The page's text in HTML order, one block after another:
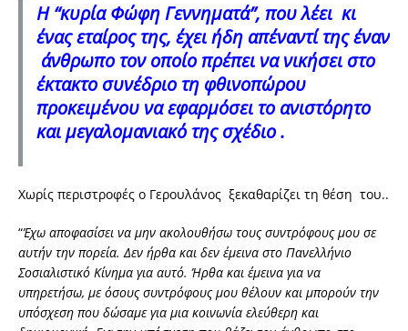
Η “κυρία Φώφη Γεννηματά”, που λέει κι
ένας εταίρος της, έχει ήδη απέναντί της έναν
άνθρωπο τον οποίο πρέπει να νικήσει στο
έκτακτο συνέδριο τη φθινοπώρου
προκειμένου να εφαρμόσει το ανιστόρητο
και μεγαλομανιακό της σχέδιο .
Χωρίς περιστροφές ο Γερουλάνος ξεκαθαρίζει τη θέση του..
“Έχω αποφασίσει να μην ακολουθήσω τους συντρόφους μου σε
αυτήν την πορεία. Δεν ήρθα και δεν έμεινα στο Πανελλήνιο
Σοσιαλιστικό Κίνημα για αυτό. Ήρθα και έμεινα για να
υπηρετήσω, με όσους συντρόφους μου θέλουν και μπορούν την
υπόσχεση που δώσαμε για μια κοινωνία ελεύθερη και